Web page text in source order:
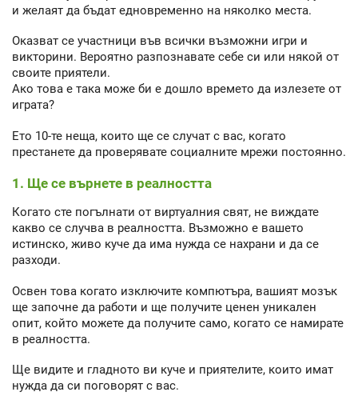
и желаят да бъдат едновременно на няколко места.
Оказват се участници във всички възможни игри и
викторини. Вероятно разпознавате себе си или някой от
своите приятели.
Ако това е така може би е дошло времето да излезете от
играта?
Ето 10-те неща, които ще се случат с вас, когато
престанете да проверявате социалните мрежи постоянно.
1. Ще се върнете в реалността
Когато сте погълнати от виртуалния свят, не виждате
какво се случва в реалността. Възможно е вашето
истинско, живо куче да има нужда се нахрани и да се
разходи.
Освен това когато изключите компютъра, вашият мозък
ще започне да работи и ще получите ценен уникален
опит, който можете да получите само, когато се намирате
в реалността.
Ще видите и гладното ви куче и приятелите, които имат
нужда да си поговорят с вас.